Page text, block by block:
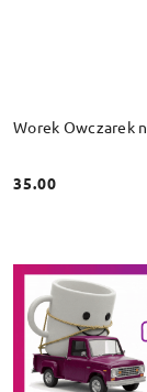
Worek Owczarek
Cena:
35.00